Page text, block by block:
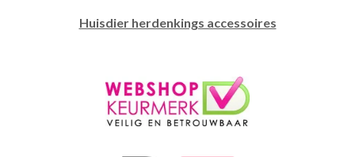
Huisdier herdenkings accessoires